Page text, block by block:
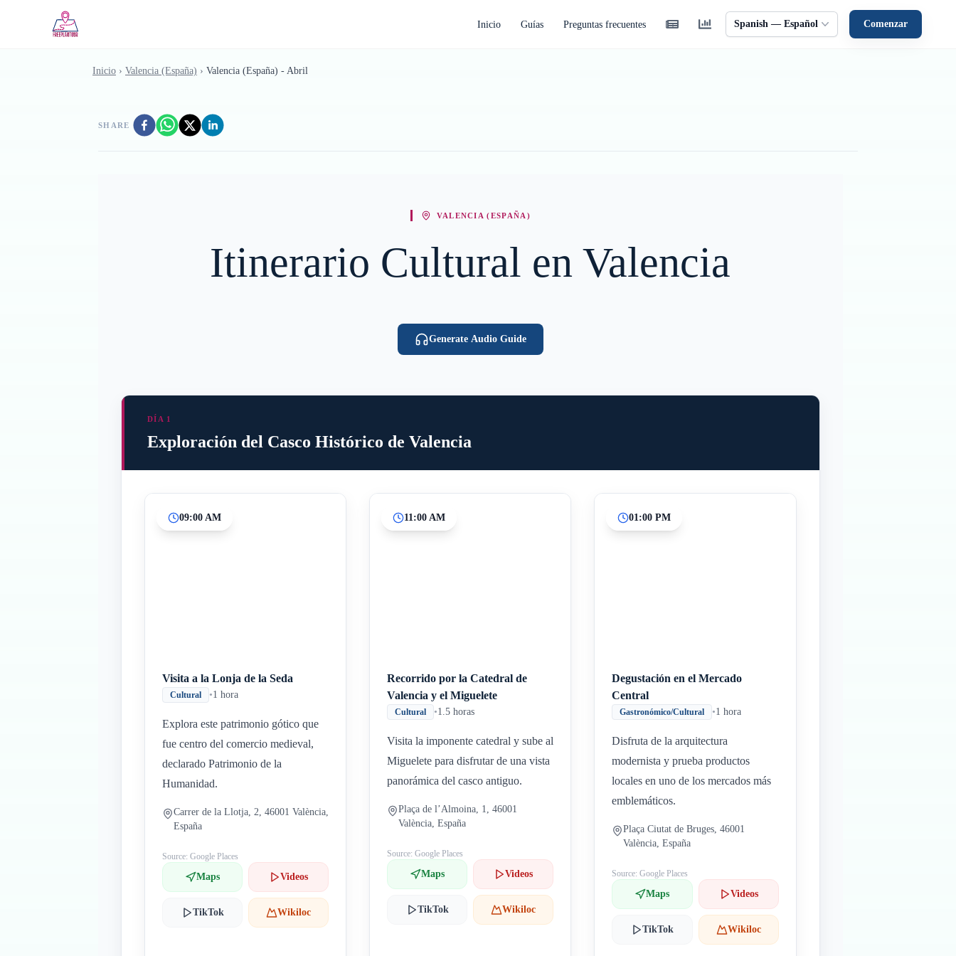
Inicio Guías Preguntas frecuentes Spanish — Español Comenzar
Inicio › Valencia (España) › Valencia (España) - Abril
SHARE
VALENCIA (ESPAÑA)
Itinerario Cultural en Valencia
Generate Audio Guide
DÍA 1
Exploración del Casco Histórico de Valencia
09:00 AM
Visita a la Lonja de la Seda
Cultural •1 hora
Explora este patrimonio gótico que
fue centro del comercio medieval,
declarado Patrimonio de la
Humanidad.
Carrer de la Llotja, 2, 46001 València,
España
Source: Google Places
Maps Videos
TikTok Wikiloc
11:00 AM
Recorrido por la Catedral de
Valencia y el Miguelete
Cultural •1.5 horas
Visita la imponente catedral y sube al
Miguelete para disfrutar de una vista
panorámica del casco antiguo.
Plaça de l’Almoina, 1, 46001
València, España
Source: Google Places
Maps Videos
TikTok Wikiloc
01:00 PM
Degustación en el Mercado
Central
Gastronómico/Cultural •1 hora
Disfruta de la arquitectura
modernista y prueba productos
locales en uno de los mercados más
emblemáticos.
Plaça Ciutat de Bruges, 46001
València, España
Source: Google Places
Maps Videos
TikTok Wikiloc